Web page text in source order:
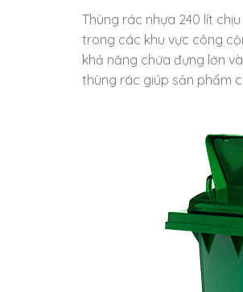
Thùng rác nhựa 240 lít
trong các khu vực công
khả năng chứa đựng lớn
thùng rác giúp sản phẩm